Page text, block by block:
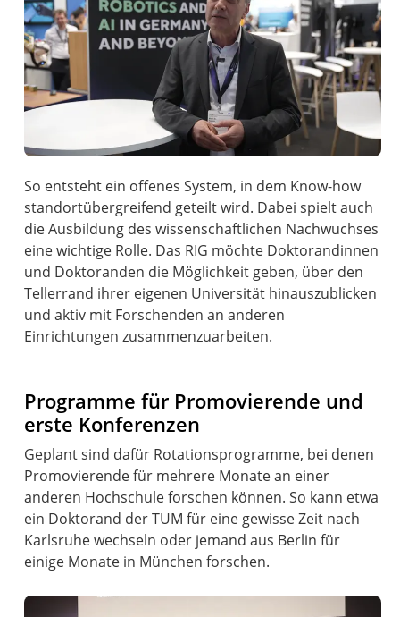
So entsteht ein offenes System, in dem Know-how
standortübergreifend geteilt wird. Dabei spielt auch
die Ausbildung des wissenschaftlichen Nachwuchses
eine wichtige Rolle. Das RIG möchte Doktorandinnen
und Doktoranden die Möglichkeit geben, über den
Tellerrand ihrer eigenen Universität hinauszublicken
und aktiv mit Forschenden an anderen
Einrichtungen zusammenzuarbeiten.
Programme für Promovierende und
erste Konferenzen
Geplant sind dafür Rotationsprogramme, bei denen
Promovierende für mehrere Monate an einer
anderen Hochschule forschen können. So kann etwa
ein Doktorand der TUM für eine gewisse Zeit nach
Karlsruhe wechseln oder jemand aus Berlin für
einige Monate in München forschen.